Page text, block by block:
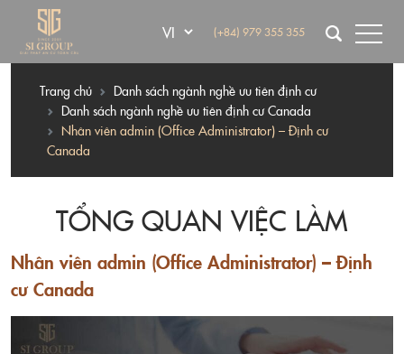
(+84) 979 355 355
Trang chủ
Danh sách ngành nghề ưu tiên định cư
Danh sách ngành nghề ưu tiên định cư Canada
Nhân viên admin (Office Administrator) – Định cư
Canada
TỔNG QUAN VIỆC LÀM
Nhân viên admin (Office Administrator) – Định
cư Canada